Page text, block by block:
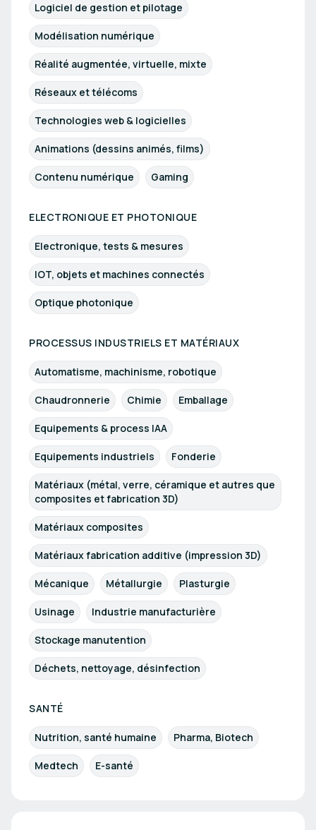
Logiciel de gestion et pilotage
Modélisation numérique
Réalité augmentée, virtuelle, mixte
Réseaux et télécoms
Technologies web & logicielles
Animations (dessins animés, films)
Contenu numérique Gaming
ELECTRONIQUE ET PHOTONIQUE
Electronique, tests & mesures
IOT, objets et machines connectés
Optique photonique
PROCESSUS INDUSTRIELS ET MATÉRIAUX
Automatisme, machinisme, robotique
Chaudronnerie Chimie Emballage
Equipements & process IAA
Equipements industriels Fonderie
Matériaux (métal, verre, céramique et autres que
composites et fabrication 3D)
Matériaux composites
Matériaux fabrication additive (impression 3D)
Mécanique Métallurgie Plasturgie
Usinage Industrie manufacturière
Stockage manutention
Déchets, nettoyage, désinfection
SANTÉ
Nutrition, santé humaine Pharma, Biotech
Medtech E-santé